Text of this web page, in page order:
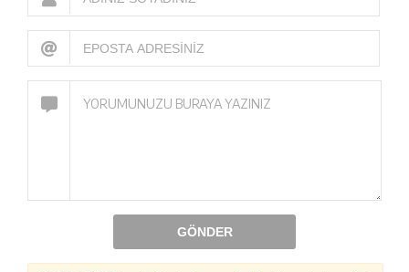
GÖNDER